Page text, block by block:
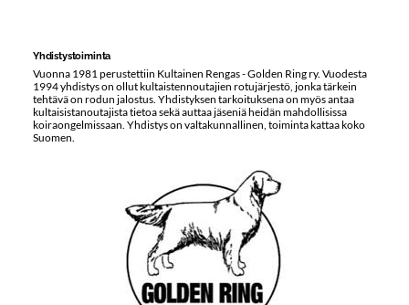
Yhdistystoiminta
Vuonna 1981 perustettiin Kultainen Rengas - Golden Ring ry. Vuodesta
1994 yhdistys on ollut kultaistennoutajien rotujärjestö, jonka tärkein
tehtävä on rodun jalostus. Yhdistyksen tarkoituksena on myös antaa
kultaisistanoutajista tietoa sekä auttaa jäseniä heidän mahdollisissa
koiraongelmissaan. Yhdistys on valtakunnallinen, toiminta kattaa koko
Suomen.